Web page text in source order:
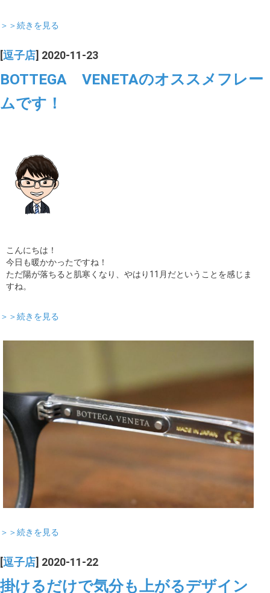
＞＞続きを見る
逗子店 ] 2020-11-23
BOTTEGA VENETAのオススメフレー
ムです！
こんにちは！
今日も暖かかったですね！
ただ陽が落ちると肌寒くなり、やはり11月だということを感じま
すね。
＞＞続きを見る
＞＞続きを見る
[逗子店] 2020-11-22
掛けるだけで気分も上がるデザイン